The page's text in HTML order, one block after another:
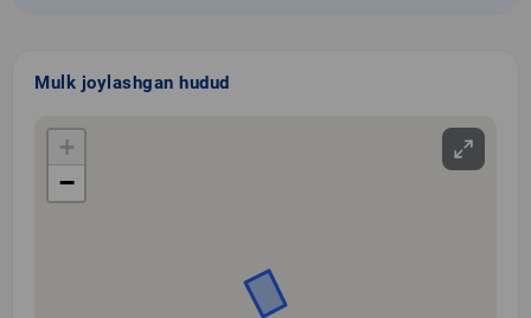
Mulk joylashgan hudud
+
−